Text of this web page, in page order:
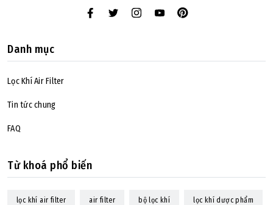
Danh mục
Lọc Khí Air Filter
Tin tức chung
FAQ
Từ khoá phổ biến
lọc khí air filter air filter bộ lọc khí lọc khí dược phẩm